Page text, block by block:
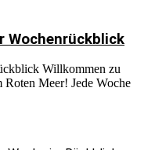
Wochenrückblick
Willkommen zu
Roten Meer! Jede Woche